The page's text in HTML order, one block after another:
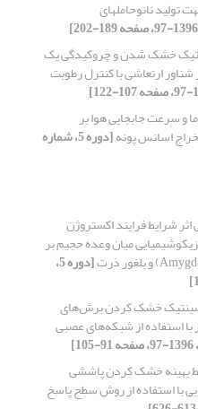
نانوحاملهای
خشک شدن و چروکیدگی یک
ارتعاشی با کنترل رطوبت
و سرعت جابجایی هوا بر
اسانس پونه [دوره 5، شماره
شرایط فرایند اکستروژن
میان وعده حجیم بر
[دوره 5،
خشک کردن برش‌های
استفاده از شبکه‌های عصبی
بهینه خشک کردن پاششی
با استفاده از روش سطح پاسخ